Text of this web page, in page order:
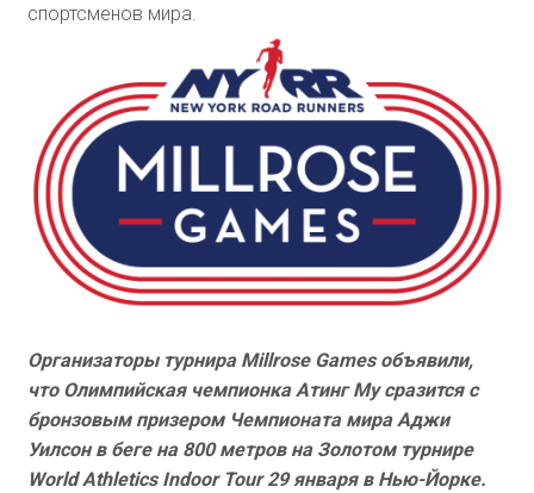
спортсменов мира.
Организаторы турнира Millrose Games объявили,
что Олимпийская чемпионка Атинг Му сразится с
бронзовым призером Чемпионата мира Аджи
Уилсон в беге на 800 метров на Золотом турнире
World Athletics Indoor Tour 29 января в Нью-Йорке.